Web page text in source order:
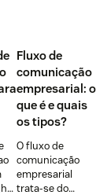
Fluxo de
comunicação
empresarial: o
que é e quais
os tipos?
O fluxo de
comunicação
empresarial
trata-se do